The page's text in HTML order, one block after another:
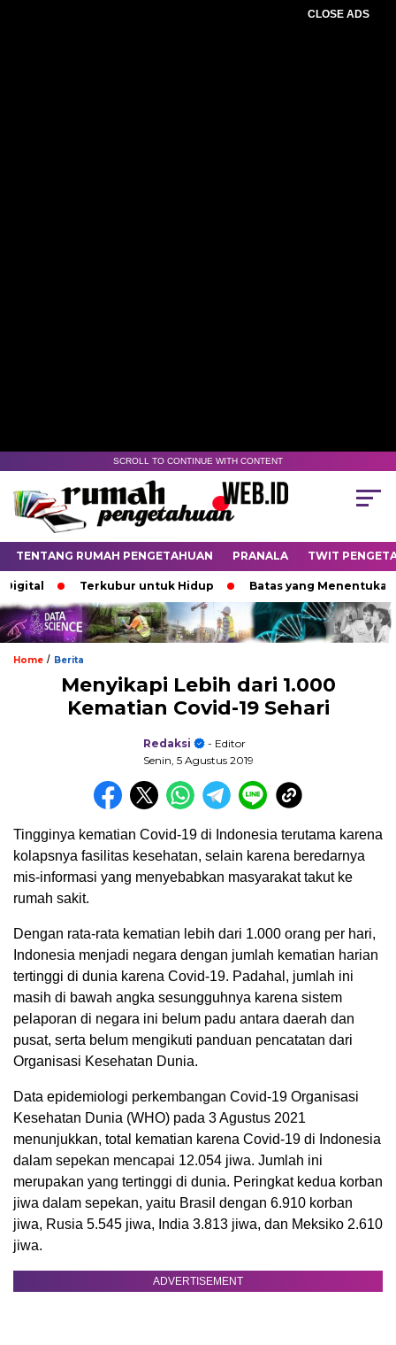
CLOSE ADS
SCROLL TO CONTINUE WITH CONTENT
TENTANG RUMAH PENGETAHUAN PRANALA TWIT
Terkubur untuk Hidup Batas yang Menentukan Nasib
Home / Berita
Menyikapi Lebih dari 1.000
Kematian Covid-19 Sehari
Redaksi
- Editor
Senin, 5 Agustus 2019
Tingginya kematian Covid-19 di Indonesia terutama karena
kolapsnya fasilitas kesehatan, selain karena beredarnya
mis-informasi yang menyebabkan masyarakat takut ke
rumah sakit.
Dengan rata-rata kematian lebih dari 1.000 orang per hari,
Indonesia menjadi negara dengan jumlah kematian harian
tertinggi di dunia karena Covid-19. Padahal, jumlah ini
masih di bawah angka sesungguhnya karena sistem
pelaporan di negara ini belum padu antara daerah dan
pusat, serta belum mengikuti panduan pencatatan dari
Organisasi Kesehatan Dunia.
Data epidemiologi perkembangan Covid-19 Organisasi
Kesehatan Dunia (WHO) pada 3 Agustus 2021
menunjukkan, total kematian karena Covid-19 di Indonesia
dalam sepekan mencapai 12.054 jiwa. Jumlah ini
merupakan yang tertinggi di dunia. Peringkat kedua korban
jiwa dalam sepekan, yaitu Brasil dengan 6.910 korban
jiwa, Rusia 5.545 jiwa, India 3.813 jiwa, dan Meksiko 2.610
jiwa.
ADVERTISEMENT